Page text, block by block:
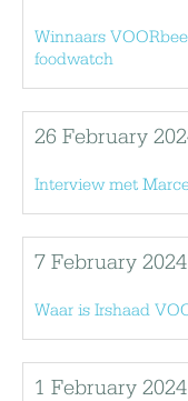
Winnaars
foodwatch
26 February
Interview met
7 February 2024
Waar is Irshaad
1 February 2024